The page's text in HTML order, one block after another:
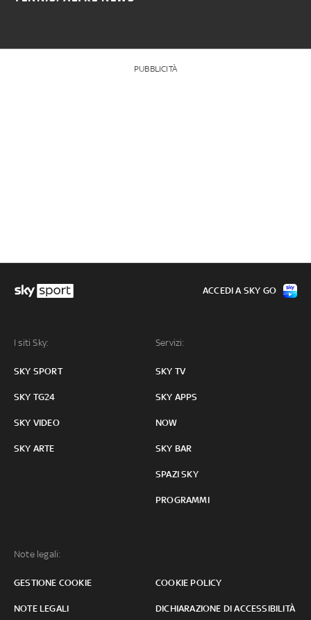
PUBBLICITÀ
I siti Sky:
SKY SPORT
SKY TG24
SKY VIDEO
SKY ARTE
Servizi:
SKY TV
SKY APPS
NOW
SKY BAR
SPAZI SKY
PROGRAMMI
Note legali:
GESTIONE COOKIE COOKIE POLICY
NOTE LEGALI DICHIARAZIONE DI ACCESSIBILITÀ
ACCEDI A SKY GO